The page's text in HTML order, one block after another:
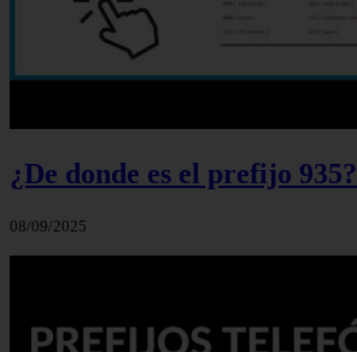
¿De donde es el prefijo 935?
08/09/2025